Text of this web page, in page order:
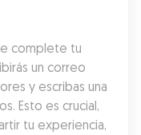
complete tu
un correo
y escribas una
Esto es crucial,
tu experiencia,